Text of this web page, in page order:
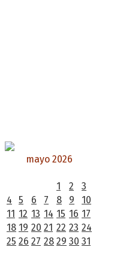
mayo 2026
1
2
3
4
5 6 7 8 9
10
11 12 13 14 15 16 17
18 19 20 21 22 23 24
25 26 27 28 29 30 31